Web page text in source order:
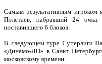
Самым результативным игроком
Полетаев, набравший 24
поставившего 6 блоков.
В следующем туре Суперлиги
«Динамо-ЛО» в Санкт
московскому времени.